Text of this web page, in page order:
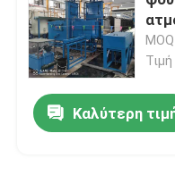
φούρνος ζωνών
Φούρνος τύπων
Καλύτερη